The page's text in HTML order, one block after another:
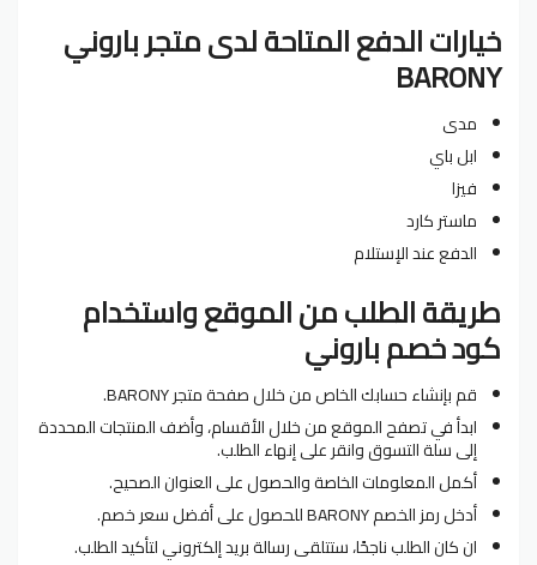
خيارات الدفع المتاحة لدى متجر باروني
BARONY
مدى
ابل باي
فيزا
ماستر كارد
الدفع عند الإستلام
طريقة الطلب من الموقع واستخدام
كود خصم باروني
قم بإنشاء حسابك الخاص من خلال صفحة متجر BARONY.
ابدأ في تصفح الموقع من خلال الأقسام، وأضف المنتجات المحددة
إلى سلة التسوق وانقر على إنهاء الطلب.
أكمل المعلومات الخاصة والحصول على العنوان الصحيح.
أدخل رمز الخصم BARONY للحصول على أفضل سعر خصم.
ان كان الطلب ناجحًا، ستتلقى رسالة بريد إلكتروني لتأكيد الطلب.